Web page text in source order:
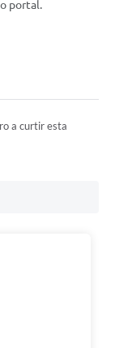
portal.
a curtir esta